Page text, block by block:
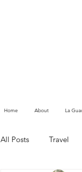
Home About La
All Posts Travel